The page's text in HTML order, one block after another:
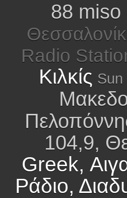
88 miso
Radio
Κιλκίς Sun
104,9,
Greek,
Ράδιο,